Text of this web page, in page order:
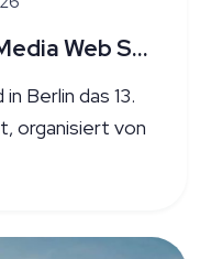
KlimAktiv auf dem 13. Media Web Symposium in Berlin
Berlin das 13.
organisiert von